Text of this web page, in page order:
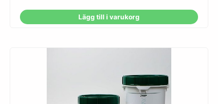
Lägg till i varukorg